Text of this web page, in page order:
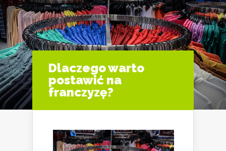
Dlaczego warto
postawić na
franczyzę?